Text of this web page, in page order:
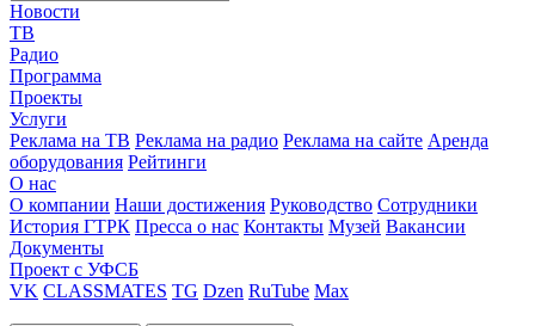
Новости
ТВ
Радио
Программа
Проекты
Услуги
Реклама на ТВ Реклама на радио Реклама на сайте Аренда
оборудования Рейтинги
О нас
О компании Наши достижения Руководство Сотрудники
История ГТРК Пресса о нас Контакты Музей Вакансии
Документы
Проект с УФСБ
VK CLASSMATES TG Dzen RuTube Max